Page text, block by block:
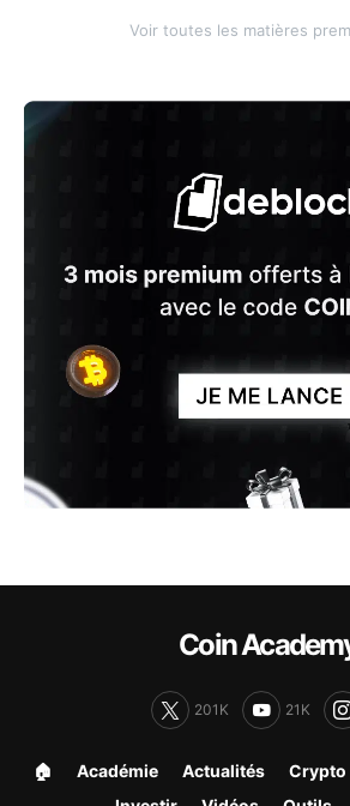
Voir toutes les matières
Coin
201K 21K
🏠︎ Académie Actualités Crypto